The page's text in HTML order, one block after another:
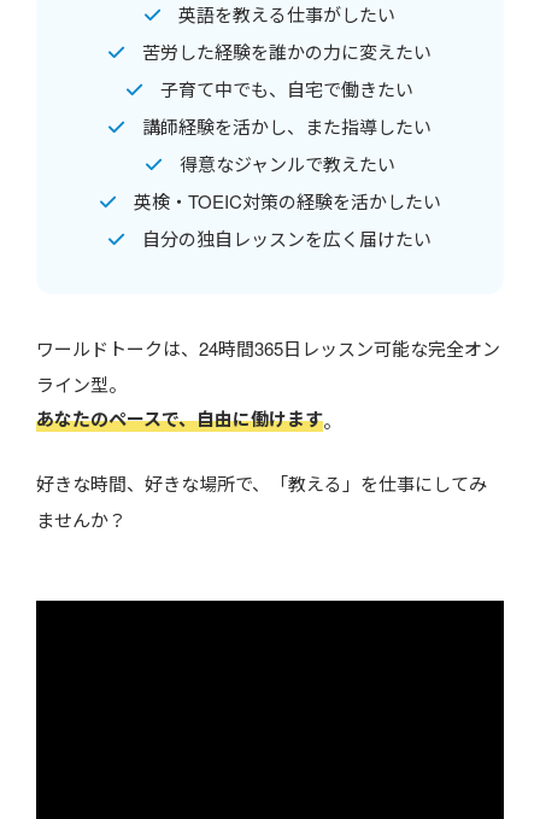
英語を教える仕事がしたい
苦労した経験を誰かの力に変えたい
子育て中でも、自宅で働きたい
講師経験を活かし、また指導したい
得意なジャンルで教えたい
英検・TOEIC対策の経験を活かしたい
自分の独自レッスンを広く届けたい
ワールドトークは、24時間365日レッスン可能な完全オン
ライン型。
あなたのペースで、自由に働けます。
好きな時間、好きな場所で、「教える」を仕事にしてみ
ませんか？